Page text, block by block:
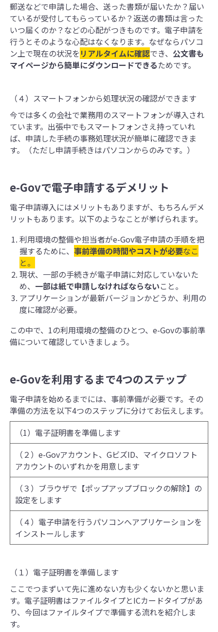
郵送などで申請した場合、送った書類が届いたか？届い
ているが受付してもらっているか？返送の書類は言った
いつ届くのか？などの心配がつきものです。電子申請を
行うとそのような心配はなくなります。なぜならパソコ
ン上で現在の状況を リアルタイムに確認でき、 公文書も
マイページから簡単にダウンロードできるためです。
（４）スマートフォンから処理状況の確認ができます
今では多くの会社で業務用のスマートフォンが導入され
ています。出張中でもスマートフォンさえ持っていれ
ば、申請した手続の事務処理状況が簡単に確認できま
す。（ただし申請手続きはパソコンからのみです。）
e-Govで電子申請するデメリット
電子申請導入にはメリットもありますが、もちろんデメ
リットもあります。以下のようなことが挙げられます。
利用環境の整備や担当者がe-Gov電子申請の手順を把
握するために、 事前準備の時間やコストが必要なこ
と。
現状、一部の手続きが電子申請に対応していないた
め、 一部は紙で申請しなければならないこと。
アプリケーションが最新バージョンかどうか、利用の
度に確認が必要。
この中で、1の利用環境の整備のひとつ、e-Govの事前準
備について確認していきましょう。
e-Govを利用するまで4つのステップ
電子申請を始めるまでには、事前準備が必要です。その
準備の方法を以下4つのステップに分けてお伝えします。
（1）電子証明書を準備します
（２）e-Govアカウント、GビズID、マイクロソフト
アカウントのいずれかを用意します
（３）ブラウザで【ポップアップブロックの解除】の
設定をします
（４）電子申請を行うパソコンへアプリケーションを
インストールします
（１）電子証明書を準備します
ここでつまずいて先に進めない方も少くないかと思いま
す。電子証明書はファイルタイプとICカードタイプがあ
り、今回はファイルタイプで準備する流れを紹介し ま
す。